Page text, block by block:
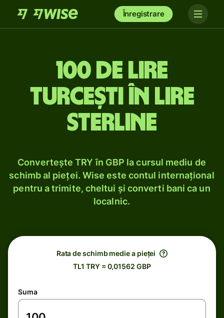
Înregistrare
100 de lire
turcești în lire
sterline
Convertește TRY în GBP la cursul mediu de
schimb al pieței. Wise este contul internațional
pentru a trimite, cheltui și converti bani ca un
localnic.
Rata de schimb medie a pieței
TL1 TRY = 0,01562 GBP
Suma